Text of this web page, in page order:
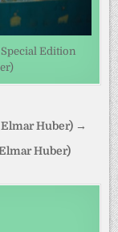
Edition
Elmar Huber) →
Huber)